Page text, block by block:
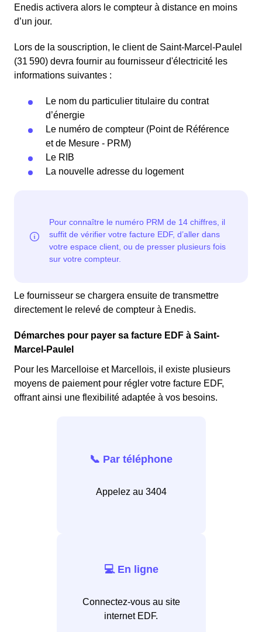
Enedis activera alors le compteur à distance en moins
d’un jour.
Lors de la souscription, le client de Saint-Marcel-Paulel
(31 590) devra fournir au fournisseur d'électricité les
informations suivantes :
Le nom du particulier titulaire du contrat
d’énergie
Le numéro de compteur (Point de Référence
et de Mesure - PRM)
Le RIB
La nouvelle adresse du logement
Le fournisseur se chargera ensuite de transmettre
directement le relevé de compteur à Enedis.
Démarches pour payer sa facture EDF à Saint-
Marcel-Paulel
Pour les Marcelloise et Marcellois, il existe plusieurs
moyens de paiement pour régler votre facture EDF,
offrant ainsi une flexibilité adaptée à vos besoins.
📞 Par téléphone
Appelez au 3404
💻 En ligne
Connectez-vous au site
internet EDF.